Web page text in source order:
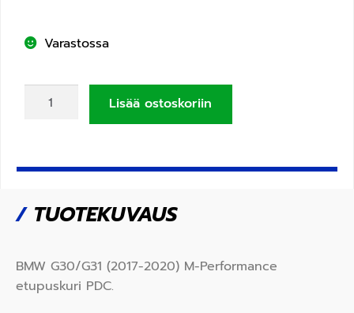
Varastossa
Lisää ostoskoriin
/TUOTEKUVAUS
BMW G30/G31 (2017-2020) M-Performance
etupuskuri PDC.